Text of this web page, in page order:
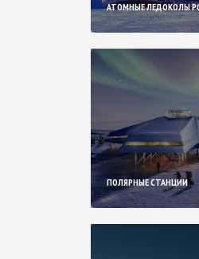
АТОМНЫЕ ЛЕДОКОЛЫ
ПОЛЯРНЫЕ СТАНЦИИ